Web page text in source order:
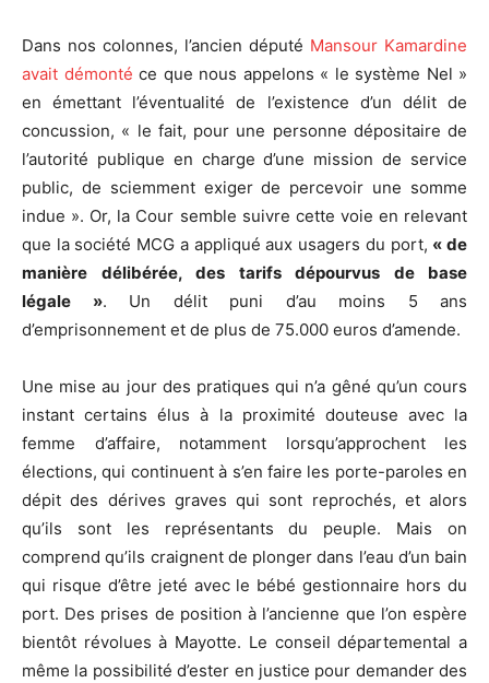
Dans nos colonnes, l’ancien député Mansour Kamardine
avait démonté ce que nous appelons « le système Nel »
en émettant l’éventualité de l’existence d’un délit de
concussion, « le fait, pour une personne dépositaire de
l’autorité publique en charge d’une mission de service
public, de sciemment exiger de percevoir une somme
indue ». Or, la Cour semble suivre cette voie en relevant
que la société MCG a appliqué aux usagers du port, « de
manière délibérée, des tarifs dépourvus de base
légale ». Un délit puni d’au moins 5 ans
d’emprisonnement et de plus de 75.000 euros d’amende.
Une mise au jour des pratiques qui n’a gêné qu’un cours
instant certains élus à la proximité douteuse avec la
femme d’affaire, notamment lorsqu’approchent les
élections, qui continuent à s’en faire les porte-paroles en
dépit des dérives graves qui sont reprochés, et alors
qu’ils sont les représentants du peuple. Mais on
comprend qu’ils craignent de plonger dans l’eau d’un bain
qui risque d’être jeté avec le bébé gestionnaire hors du
port. Des prises de position à l’ancienne que l’on espère
bientôt révolues à Mayotte. Le conseil départemental a
même la possibilité d’ester en justice pour demander des